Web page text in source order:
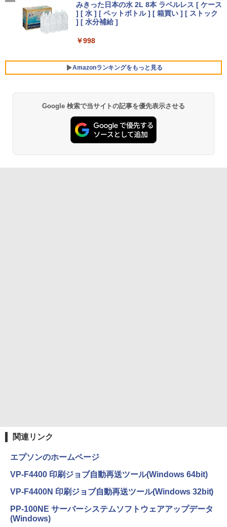
SD512GB メモリ16GB Webカメラ内蔵
Type-C 指紋認証 HDMI Office Windows
11 送料無料 中古ノートパソコン
￥39,600
5
【ランキング1位！】新品 ノートパソコ
ー:8GB SSD:1TB最大 15.6インチ 15.6型
フルHD液晶 テンキー付き 日本語キーボ
ードwindows11搭載 office2024付き 初
期設定済 IPS広視野角 無線機能 超軽量 P
C パソコン テレワーク応援
￥45,980
4
【期間限定5%OFFクーポン 8/12 10時ま
で】 ゲーミングモニター モニター 24.5
インチ 24インチ 180Hz 180hz FHD フリ
ッカーレス 24.5型 FullHD ブルーライト
カット ノングレア HDMI Adaptive-Sync
ブラック MAXZEN MGM25IC03 マクス
￥11,980
【16%OFF！8/11 1:59まで】AOPEN ゲ
ーミングモニター 23.8インチ IPS フル
HD 非光沢 200Hz (144Hz 165Hz 対応) 0.
5ms sRGB 99% AMD FreeSync Premiu
m HDR10 HDMI 2.0 DisplayPort 1.2 ス
一 中古コミック 漫画 全巻セット マンガ
【中古】
￥1,964
リング ANC 36時間再生
￥250
みきった日本の水 2L 8本 ラベルレス [ ケース
] [ 水 ] [ ペットボトル ] [ 箱買い ] [ ストック
] [ 水分補給 ]
￥998
Amazonランキングをもっと見る
薬屋のひとりごと 17巻 (デジタル版ビッグガ
ンガンコミックス)
￥770
Google 検索で当サイトの記事を優先表示させる
関連リンク
エプソンのホームページ
VP-F4400 印刷ジョブ自動再送ツール(Windows 64bit)
VP-F4400N 印刷ジョブ自動再送ツール(Windows 32bit)
PP-100NE サーバーシステムソフトウェアアップデータ
(Windows)